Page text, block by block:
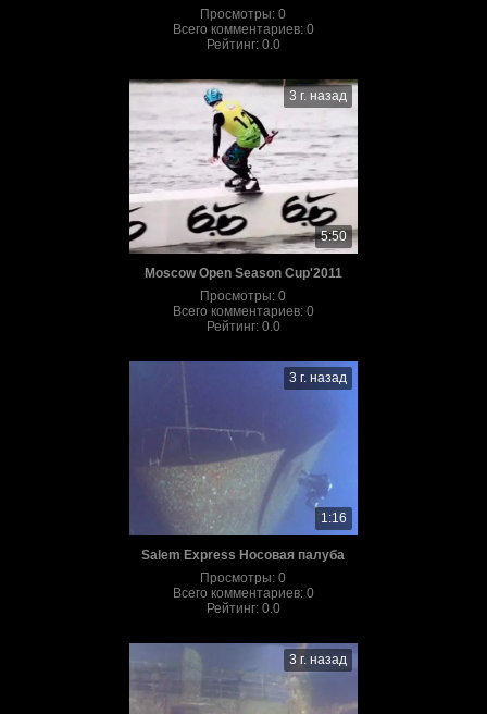
Просмотры:0
Всего комментариев: 0
Рейтинг: 0.0
3 г. назад
5:50
Moscow Open Season Cup'2011
Просмотры:0
Всего комментариев: 0
Рейтинг: 0.0
3 г. назад
1:16
Salem Express Носовая палуба
Просмотры:0
Всего комментариев: 0
Рейтинг: 0.0
3 г. назад